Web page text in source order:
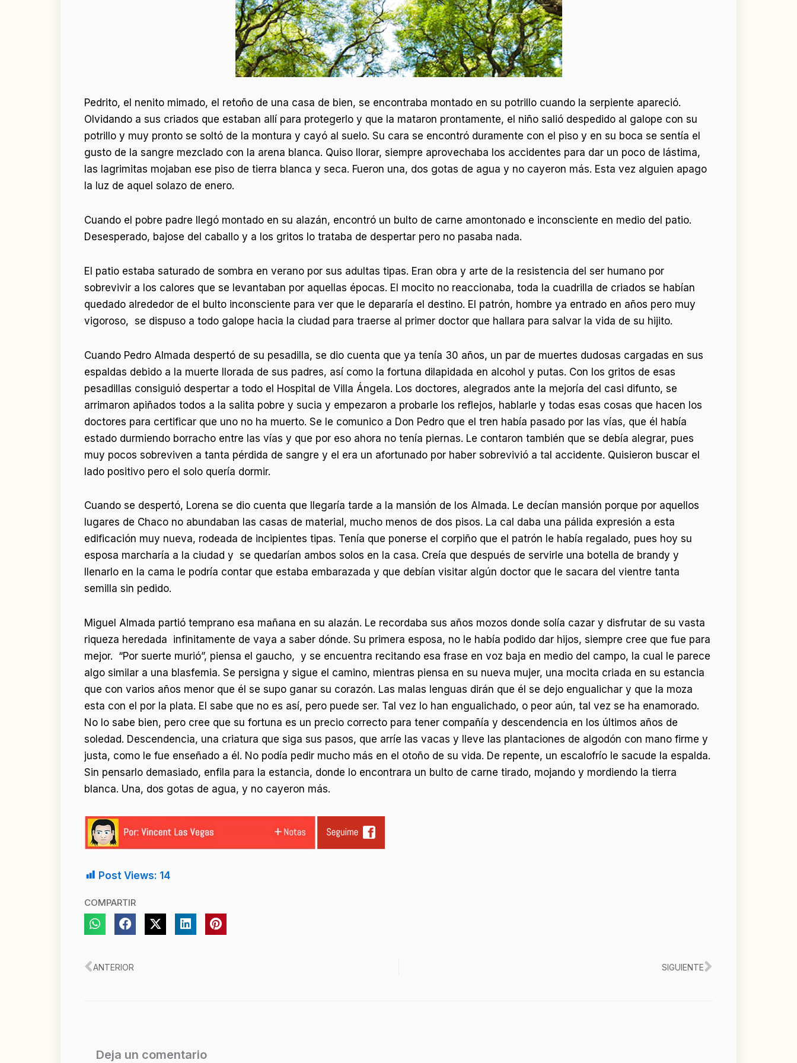
Pedrito, el nenito mimado, el retoño de una casa de bien, se encontraba montado en su potrillo cuando la serpiente apareció.
Olvidando a sus criados que estaban allí para protegerlo y que la mataron prontamente, el niño salió despedido al galope con su
potrillo y muy pronto se soltó de la montura y cayó al suelo. Su cara se encontró duramente con el piso y en su boca se sentía el
gusto de la sangre mezclado con la arena blanca. Quiso llorar, siempre aprovechaba los accidentes para dar un poco de lástima,
las lagrimitas mojaban ese piso de tierra blanca y seca. Fueron una, dos gotas de agua y no cayeron más. Esta vez alguien apago
la luz de aquel solazo de enero.
Cuando el pobre padre llegó montado en su alazán, encontró un bulto de carne amontonado e inconsciente en medio del patio.
Desesperado, bajose del caballo y a los gritos lo trataba de despertar pero no pasaba nada.
El patio estaba saturado de sombra en verano por sus adultas tipas. Eran obra y arte de la resistencia del ser humano por
sobrevivir a los calores que se levantaban por aquellas épocas. El mocito no reaccionaba, toda la cuadrilla de criados se habían
quedado alrededor de el bulto inconsciente para ver que le depararía el destino. El patrón, hombre ya entrado en años pero muy
vigoroso, se dispuso a todo galope hacia la ciudad para traerse al primer doctor que hallara para salvar la vida de su hijito.
Cuando Pedro Almada despertó de su pesadilla, se dio cuenta que ya tenía 30 años, un par de muertes dudosas cargadas en sus
espaldas debido a la muerte llorada de sus padres, así como la fortuna dilapidada en alcohol y putas. Con los gritos de esas
pesadillas consiguió despertar a todo el Hospital de Villa Ángela. Los doctores, alegrados ante la mejoría del casi difunto, se
arrimaron apiñados todos a la salita pobre y sucia y empezaron a probarle los reflejos, hablarle y todas esas cosas que hacen los
doctores para certificar que uno no ha muerto. Se le comunico a Don Pedro que el tren había pasado por las vías, que él había
estado durmiendo borracho entre las vías y que por eso ahora no tenía piernas. Le contaron también que se debía alegrar, pues
muy pocos sobreviven a tanta pérdida de sangre y el era un afortunado por haber sobrevivió a tal accidente. Quisieron buscar el
lado positivo pero el solo quería dormir.
Cuando se despertó, Lorena se dio cuenta que llegaría tarde a la mansión de los Almada. Le decían mansión porque por aquellos
lugares de Chaco no abundaban las casas de material, mucho menos de dos pisos. La cal daba una pálida expresión a esta
edificación muy nueva, rodeada de incipientes tipas. Tenía que ponerse el corpiño que el patrón le había regalado, pues hoy su
esposa marcharía a la ciudad y se quedarían ambos solos en la casa. Creía que después de servirle una botella de brandy y
llenarlo en la cama le podría contar que estaba embarazada y que debían visitar algún doctor que le sacara del vientre tanta
semilla sin pedido.
Miguel Almada partió temprano esa mañana en su alazán. Le recordaba sus años mozos donde solía cazar y disfrutar de su vasta
riqueza heredada infinitamente de vaya a saber dónde. Su primera esposa, no le había podido dar hijos, siempre cree que fue para
mejor. “Por suerte murió”, piensa el gaucho, y se encuentra recitando esa frase en voz baja en medio del campo, la cual le parece
algo similar a una blasfemia. Se persigna y sigue el camino, mientras piensa en su nueva mujer, una mocita criada en su estancia
que con varios años menor que él se supo ganar su corazón. Las malas lenguas dirán que él se dejo engualichar y que la moza
esta con el por la plata. El sabe que no es así, pero puede ser. Tal vez lo han engualichado, o peor aún, tal vez se ha enamorado.
No lo sabe bien, pero cree que su fortuna es un precio correcto para tener compañía y descendencia en los últimos años de
soledad. Descendencia, una criatura que siga sus pasos, que arríe las vacas y lleve las plantaciones de algodón con mano firme y
justa, como le fue enseñado a él. No podía pedir mucho más en el otoño de su vida. De repente, un escalofrío le sacude la espalda.
Sin pensarlo demasiado, enfila para la estancia, donde lo encontrara un bulto de carne tirado, mojando y mordiendo la tierra
blanca. Una, dos gotas de agua, y no cayeron más.
Post Views: 14
COMPARTIR
Ant
ANTERIOR SIGUIENTESiguiente
Deja un comentario